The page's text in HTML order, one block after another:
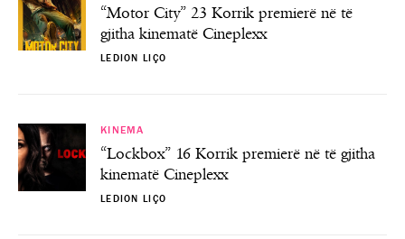
“Motor City” 23 Korrik premierë në të
gjitha kinematë Cineplexx
LEDION LIÇO
KINEMA
“Lockbox” 16 Korrik premierë në të gjitha
kinematë Cineplexx
LEDION LIÇO